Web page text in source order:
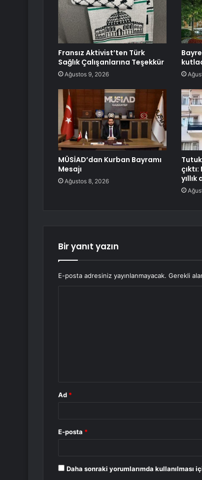
Fransız Aktivist’ten Türk
Sağlık Çalışanlarına Teşekkür
Ağustos 9, 2026
MÜSİAD’dan Kurban Bayramı
Mesajı
Ağustos 8, 2026
Bir yanıt yazın
E-posta adresiniz yayınlanmayacak. Gerekli
Ad *
E-posta *
Daha sonraki yorumlarımda kullanılması